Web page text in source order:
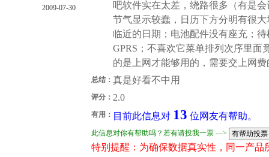
2009-07-30
吧软件实在太差，绕路很多（有是
节气显示较蠢，日历下方分明有很
临近的日期；电池配件没有座充；
GPRS；不喜欢它菜单排列次序里面
的是上网才能够用的，需要交上网费
总结： 真是好看不中用
评分： 2.0
有用： 目前此信息对 13 位网友有帮助。
此信息对你有帮助吗？若有请投我一票 --->
特别提醒：为确保数据真实性，同一产